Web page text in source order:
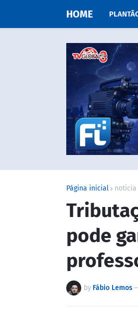
HOME
Página inicial noticia
pode
by Fábio Lemos